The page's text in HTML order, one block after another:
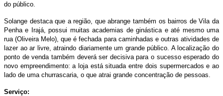
do público.
Solange destaca que a região, que abrange também os bairros de Vila da
Penha e Irajá, possui muitas academias de ginástica e até mesmo uma
rua (Oliveira Melo), que é fechada para caminhadas e outras atividades de
lazer ao ar livre, atraindo diariamente um grande público. A localização do
ponto de venda também deverá ser decisiva para o sucesso esperado do
novo empreendimento: a loja está situada entre dois supermercados e ao
lado de uma churrascaria, o que atrai grande concentração de pessoas.
Serviço: